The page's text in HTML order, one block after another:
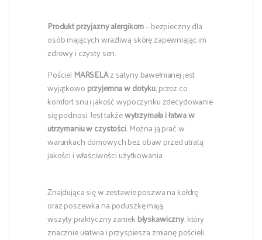
Produkt przyjazny alergikom– bezpieczny dla
osób mających wrażliwą skórę zapewniając im
zdrowy i czysty sen.
Pościel MARSELAz satyny bawełnianej jest
wyjątkowo przyjemna w dotyku, przez co
komfort snu i jakość wypoczynku zdecydowanie
się podnosi. Jest takżewytrzymała i łatwa w
utrzymaniu w czystości.Można ją prać w
warunkach domowych bez obaw przed utratą
jakości i właściwości użytkowania.
Znajdująca się w zestawie poszwa na kołdrę
oraz poszewka na poduszkę mają
wszyty praktyczny zamek błyskawiczny, który
znacznie ułatwia i przyspiesza zmianę pościeli.